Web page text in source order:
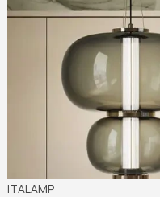
ITALAMP